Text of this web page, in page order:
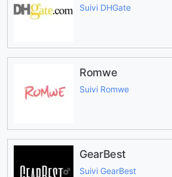
Suivi DHGate
Romwe
Suivi Romwe
GearBest
Suivi GearBest